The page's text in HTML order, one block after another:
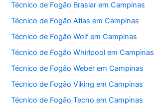
Técnico de Fogão Braslar em Campinas
Técnico de Fogão Atlas em Campinas
Técnico de Fogão Wolf em Campinas
Técnico de Fogão Whirlpool em Campinas
Técnico de Fogão Weber em Campinas
Técnico de Fogão Viking em Campinas
Técnico de Fogão Tecno em Campinas